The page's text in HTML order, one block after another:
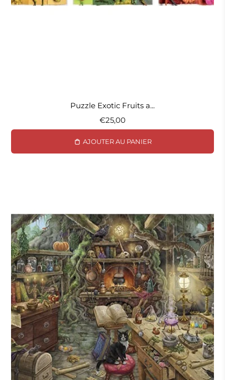
Puzzle Exotic Fruits a...
€25,00
AJOUTER AU PANIER